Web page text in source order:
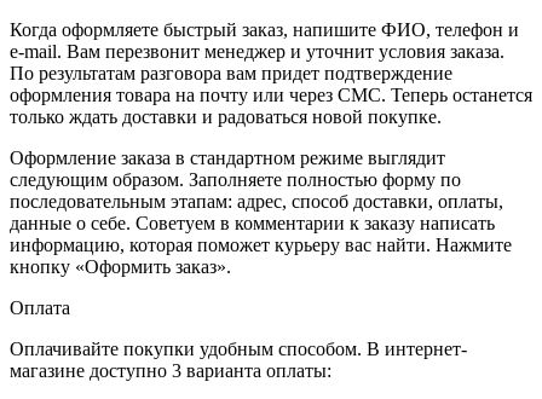
Когда оформляете быстрый заказ, напишите ФИО, телефон и
e-mail. Вам перезвонит менеджер и уточнит условия заказа.
По результатам разговора вам придет подтверждение
оформления товара на почту или через СМС. Теперь останется
только ждать доставки и радоваться новой покупке.
Оформление заказа в стандартном режиме выглядит
следующим образом. Заполняете полностью форму по
последовательным этапам: адрес, способ доставки, оплаты,
данные о себе. Советуем в комментарии к заказу написать
информацию, которая поможет курьеру вас найти. Нажмите
кнопку «Оформить заказ».
Оплата
Оплачивайте покупки удобным способом. В интернет-
магазине доступно 3 варианта оплаты: